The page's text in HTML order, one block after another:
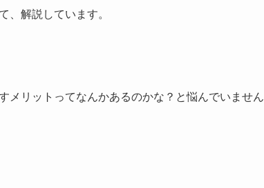
、解説しています。
メリットってなんかあるのかな？と悩んでいません